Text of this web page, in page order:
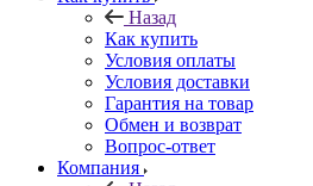
Назад
Как купить
Условия оплаты
Условия доставки
Гарантия на товар
Обмен и возврат
Вопрос-ответ
Компания